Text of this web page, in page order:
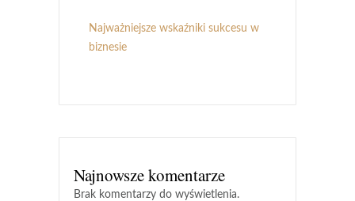
Najważniejsze wskaźniki sukcesu w
biznesie
Najnowsze komentarze
Brak komentarzy do wyświetlenia.